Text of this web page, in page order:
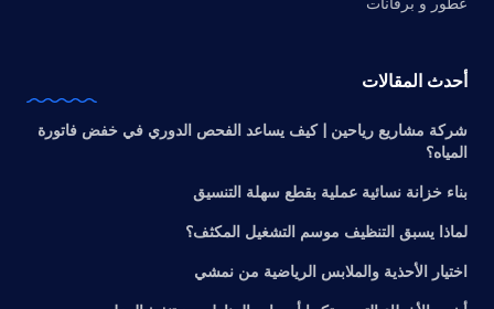
أحدث المقالات
شركة مشاريع رياحين | كيف يساعد الفحص الدوري في خفض فاتورة
المياه؟
بناء خزانة نسائية عملية بقطع سهلة التنسيق
لماذا يسبق التنظيف موسم التشغيل المكثف؟
اختيار الأحذية والملابس الرياضية من نمشي